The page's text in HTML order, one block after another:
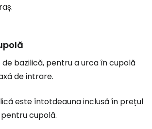
bazilică, pentru a urca în cupolă
de intrare.
este întotdeauna inclusă în prețul
cupolă.